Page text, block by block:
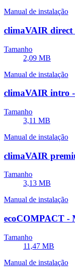
Manual de instalação
climaVAIR
Tamanho
2,09 MB
Manual de instalação
climaVAIR intro
Tamanho
3,11 MB
Manual de instalação
climaVAIR
Tamanho
3,13 MB
Manual de instalação
ecoCOMPACT -
Tamanho
11,47 MB
Manual de instalação